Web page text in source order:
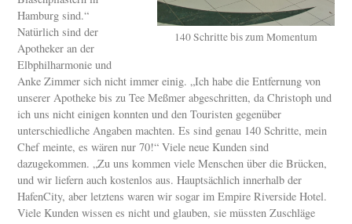
140 Schritte bis zum Momentum
Hamburg sind.“
Natürlich sind der
Apotheker an der
Elbphilharmonie und
Anke Zimmer sich nicht immer einig. „Ich habe die Entfernung von
unserer Apotheke bis zu Tee Meßmer abgeschritten, da Christoph und
ich uns nicht einigen konnten und den Touristen gegenüber
unterschiedliche Angaben machten. Es sind genau 140 Schritte, mein
Chef meinte, es wären nur 70!“ Viele neue Kunden sind
dazugekommen. „Zu uns kommen viele Menschen über die Brücken,
und wir liefern auch kostenlos aus. Hauptsächlich innerhalb der
HafenCity, aber letztens waren wir sogar im Empire Riverside Hotel.
Viele Kunden wissen es nicht und glauben, sie müssten Zuschläge